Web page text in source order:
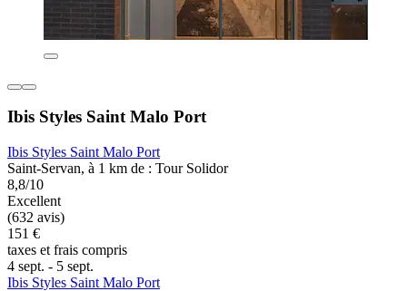
Ibis Styles Saint Malo Port
Ibis Styles Saint Malo Port
Saint-Servan, à 1 km de : Tour Solidor
8,8/10
Excellent
(632 avis)
151 €
taxes et frais compris
4 sept. - 5 sept.
Ibis Styles Saint Malo Port